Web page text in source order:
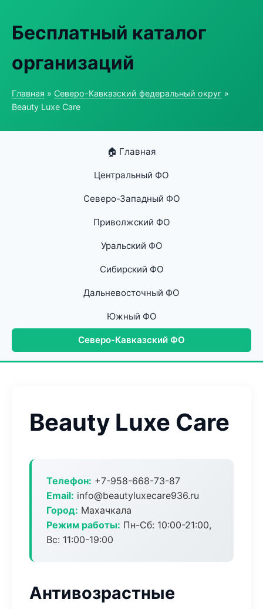
Бесплатный каталог
организаций
Главная » Северо-Кавказский федеральный округ »
Beauty Luxe Care
🏠 Главная
Центральный ФО
Северо-Западный ФО
Приволжский ФО
Уральский ФО
Сибирский ФО
Дальневосточный ФО
Южный ФО
Северо-Кавказский ФО
Beauty Luxe Care
Телефон: +7-958-668-73-87
Email: info@beautyluxecare936.ru
Город: Махачкала
Режим работы: Пн-Сб: 10:00-21:00,
Вс: 11:00-19:00
Антивозрастные